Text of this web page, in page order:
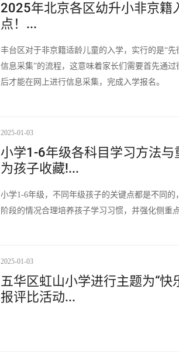
2025年北京各区幼升小非京籍
点！...
丰台区对于非京籍适龄儿童的入学，实行的是“
信息采集”的流程，这意味着家长们需要首先通
后才能在网上进行信息采集，完成入学报名。
2025-01-03
小学1-6年级各科目学习方法与
为孩子收藏!...
小学1-6年级，不同年级孩子的关键点都是不同的
阶段的情况合理培养孩子学习习惯，并强化侧重点
2025-01-03
五华区虹山小学进行主题为“快
报评比活动...